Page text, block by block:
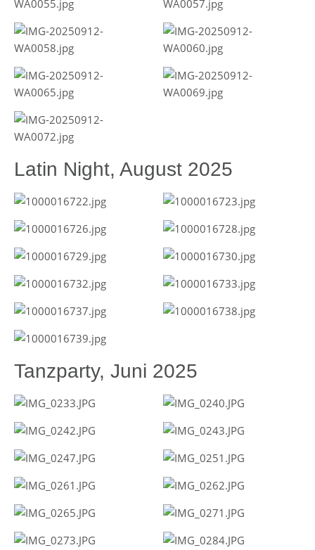
Latin Night, August 2025
Tanzparty, Juni 2025